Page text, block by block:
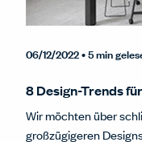
06/12/2022• 5 min
8 Design-Trends
Wir möchten über
großzügigeren